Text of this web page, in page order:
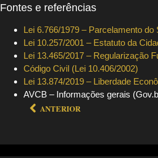
Fontes e referências
Lei 6.766/1979 – Parcelamento do
Lei 10.257/2001 – Estatuto da
Lei 13.465/2017 – Regularização
Código Civil (Lei 10.406/2002)
Lei 13.874/2019 – Liberdade
AVCB – Informações gerais
ANTERIOR